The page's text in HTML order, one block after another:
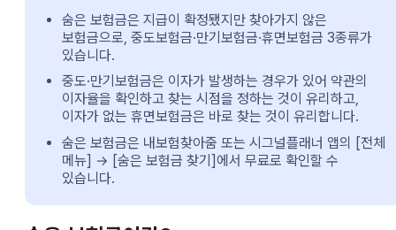
숨은 보험금은 지급이 확정됐지만 찾아가지 않은
보험금으로, 중도보험금·만기보험금·휴면보험금 3종류가
있습니다.
중도·만기보험금은 이자가 발생하는 경우가 있어 약관의
이자율을 확인하고 찾는 시점을 정하는 것이 유리하고,
이자가 없는 휴면보험금은 바로 찾는 것이 유리합니다.
숨은 보험금은 내보험찾아줌 또는 시그널플래너 앱의 [전체
메뉴] → [숨은 보험금 찾기]에서 무료로 확인할 수
있습니다.